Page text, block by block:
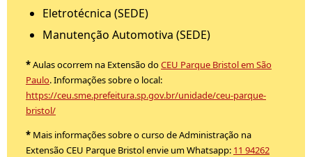
Eletrotécnica (SEDE)
Manutenção Automotiva (SEDE)
*Aulas ocorrem na Extensão doCEU Parque Bristol em São
Paulo. Informações sobre o local:
https://ceu.sme.prefeitura.sp.gov.br/unidade/ceu-parque-
bristol/
* Mais informações sobre o curso de Administração na
Extensão CEU Parque Bristol envie um Whatsapp: 11 94262